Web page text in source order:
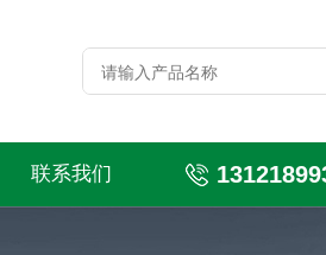
联系我们